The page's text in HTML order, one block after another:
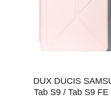
DUX DUCIS
Tab S9 / Tab S9